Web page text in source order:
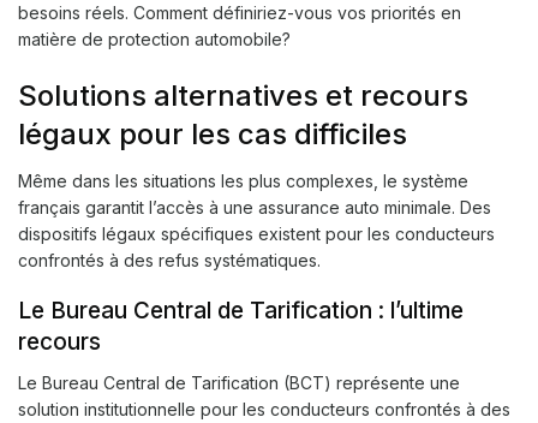
besoins réels. Comment définiriez-vous vos priorités en
matière de protection automobile?
Solutions alternatives et recours
légaux pour les cas difficiles
Même dans les situations les plus complexes, le système
français garantit l’accès à une assurance auto minimale. Des
dispositifs légaux spécifiques existent pour les conducteurs
confrontés à des refus systématiques.
Le Bureau Central de Tarification : l’ultime
recours
Le Bureau Central de Tarification (BCT) représente une
solution institutionnelle pour les conducteurs confrontés à des